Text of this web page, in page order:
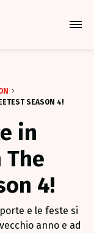
SEASON 4!
in
The
4!
e le feste si
anno e ad